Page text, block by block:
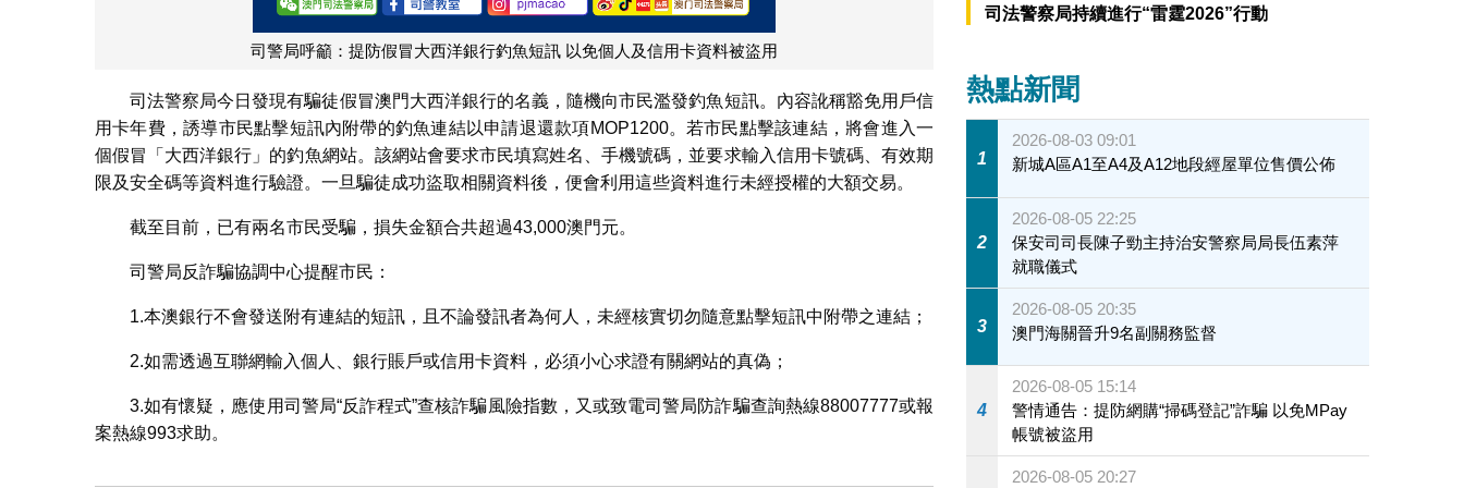
司警局呼籲：提防假冒大西洋銀行釣魚短訊 以免個人及信用卡資料被盜用
司法警察局今日發現有騙徒假冒澳門大西洋銀行的名義，隨機向市民濫發釣魚短訊。內容訛稱豁免用戶信
用卡年費，誘導市民點擊短訊內附帶的釣魚連結以申請退還款項MOP1200。若市民點擊該連結，將會進入一
個假冒「大西洋銀行」的釣魚網站。該網站會要求市民填寫姓名、手機號碼，並要求輸入信用卡號碼、有效期
限及安全碼等資料進行驗證。一旦騙徒成功盜取相關資料後，便會利用這些資料進行未經授權的大額交易。
截至目前，已有兩名市民受騙，損失金額合共超過43,000澳門元。
司警局反詐騙協調中心提醒市民：
1.本澳銀行不會發送附有連結的短訊，且不論發訊者為何人，未經核實切勿隨意點擊短訊中附帶之連結；
2.如需透過互聯網輸入個人、銀行賬戶或信用卡資料，必須小心求證有關網站的真偽；
3.如有懷疑，應使用司警局“反詐程式”查核詐騙風險指數，又或致電司警局防詐騙查詢熱線88007777或報
案熱線993求助。
司法警察局持續進行“雷霆2026”行動
熱點新聞
1
2026-08-03 09:01
新城A區A1至A4及A12地段經屋單位售價公佈
2
2026-08-05 22:25
保安司司長陳子勁主持治安警察局局長伍素萍
就職儀式
3
2026-08-05 20:35
澳門海關晉升9名副關務監督
4
2026-08-05 15:14
警情通告：提防網購“掃碼登記”詐騙 以免MPay
帳號被盜用
2026-08-05 20:27